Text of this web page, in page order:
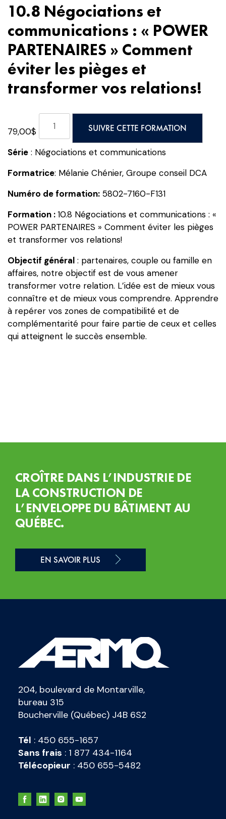
10.8 Négociations et
communications : « POWER
PARTENAIRES » Comment
éviter les pièges et
transformer vos relations!
79,00$
Négociations
et
:
POWER
PARTENAIRES
»
Comment
éviter
les
pièges
et
transformer
vos
SUIVRE CETTE FORMATION
Série : Négociations et communications
Formatrice: Mélanie Chénier, Groupe conseil DCA
Numéro de formation: 5802-7160-F131
Formation :10.8 Négociations et communications : «
POWER PARTENAIRES » Comment éviter les pièges
et transformer vos relations!
Objectif général : partenaires, couple ou famille en
affaires, notre objectif est de vous amener
transformer votre relation. L’idée est de mieux vous
connaître et de mieux vous comprendre. Apprendre
à repérer vos zones de compatibilité et de
complémentarité pour faire partie de ceux et celles
qui atteignent le succès ensemble.
CROÎTRE DANS L’INDUSTRIE DE
LA CONSTRUCTION DE
L’ENVELOPPE DU BÂTIMENT AU
QUÉBEC.
EN SAVOIR PLUS
204, boulevard de Montarville,
bureau 315
Boucherville (Québec) J4B 6S2
Tél : 450 655-1657
Sans frais : 1 877 434-1164
Télécopieur : 450 655-5482